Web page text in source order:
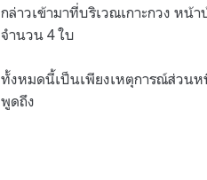
กล่าวเข้ามาที่บริเวณเกาะกวง หน้
จำนวน 4 ใบ
ทั้งหมดนี้เป็นเพียงเหตุการณ์ส่วน
พูดถึง